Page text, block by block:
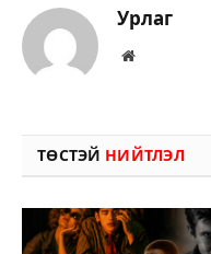
Урлаг
Вэбсайт
ТӨСТЭЙ НИЙТЛЭЛ